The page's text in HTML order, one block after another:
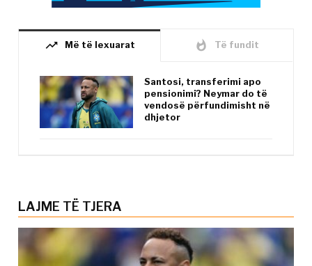
trending_up Më të lexuarat whatshot Të fundit
Santosi, transferimi apo
pensionimi? Neymar do të
vendosë përfundimisht në
dhjetor
LAJME TË TJERA